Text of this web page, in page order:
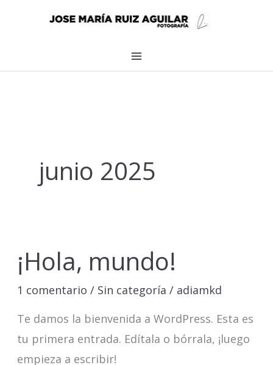
junio 2025
¡Hola, mundo!
1 comentario / Sin categoría / adiamkd
Te damos la bienvenida a WordPress. Esta es
tu primera entrada. Edítala o bórrala, ¡luego
empieza a escribir!
¡Hola,
mundo!